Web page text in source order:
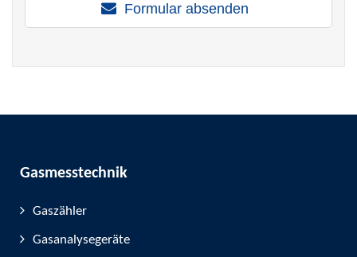
Formular absenden
Gasmesstechnik
Gaszähler
Gasanalysegeräte